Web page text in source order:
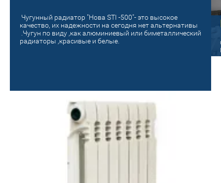
Чугунный радиатор "Нова STI -500"- это высокое
качество, их надежности на сегодня нет альтернативы
.Чугун по виду ,как алюминиевый или биметаллический
радиаторы ,красивые и белые.
Старый на новый!
Поменяй на новое отопление! Сделай